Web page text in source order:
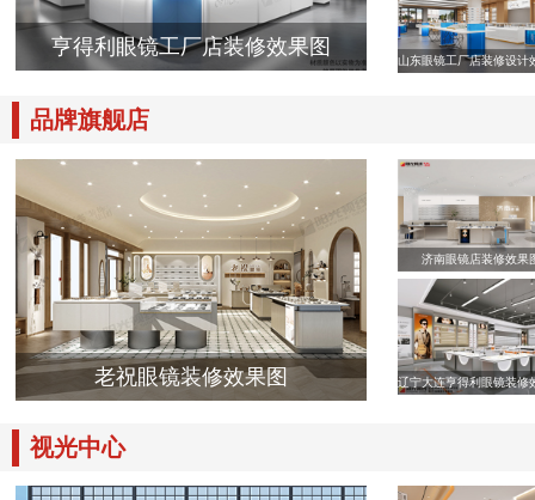
亨得利眼镜工厂店装修效果图
山东眼镜工厂店装修设计
品牌旗舰店
老祝眼镜装修效果图
济南眼镜店装修效果
辽宁大连亨得利眼镜装修
视光中心